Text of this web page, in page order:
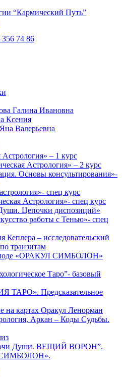
“Кармический Путь”
74 86
Галина Ивановна
Ксения
Валерьевна
Астрология» – 1 курс
Астрология» – 2 курс
Основы консультирования»-
спец курс
Астрология»- спец курс
Цепочки диспозиций»
работы с Тенью»- спец
Кеплера – исследовательский
транзитам
«ОРАКУЛ СИМБОЛОН»
Таро”- базовый
ТАРО». Предсказательное
на картах Оракул Ленорман
Аркан – Коды Судьбы.
Души. ВЕЩИЙ ВОРОН”.